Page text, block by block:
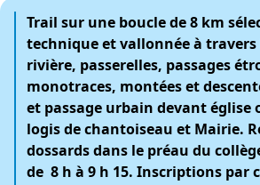
Trail sur une boucle de 8 km
technique et vallonnée à travers
rivière, passerelles, passages
monotraces, montées et
et passage urbain devant église
logis de chantoiseau et Mairie.
dossards dans le préau du
de 8 h à 9 h 15. Inscriptions par